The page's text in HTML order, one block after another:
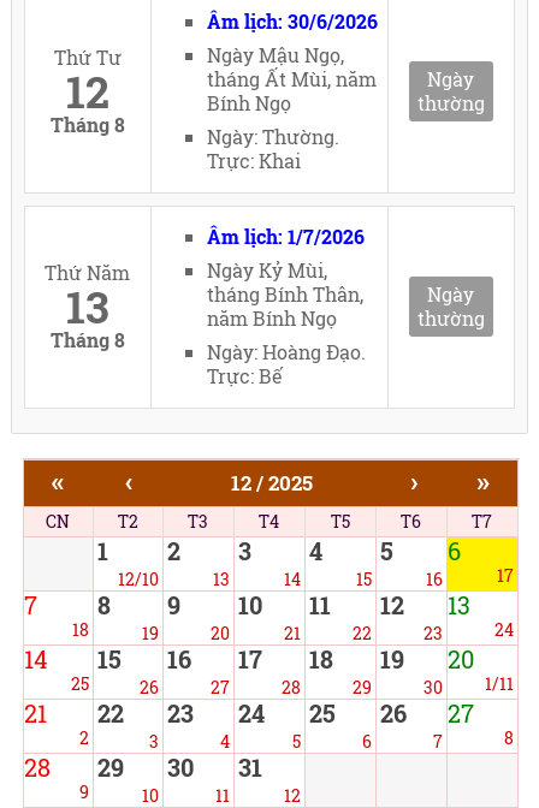
Thứ Tư
12
Tháng 8
Âm lịch: 30/6/2026
Ngày Mậu Ngọ,
tháng Ất Mùi, năm
Bính Ngọ
Ngày: Thường.
Trực: Khai
Ngày
thường
Thứ Năm
13
Tháng 8
Âm lịch: 1/7/2026
Ngày Kỷ Mùi,
tháng Bính Thân,
năm Bính Ngọ
Ngày: Hoàng Đạo.
Trực: Bế
Ngày
thường
« ‹ 12 / 2025 › »
CN T2 T3 T4 T5 T6 T7
1
12/10
2
13
3
14
4
15
5
16
6
17
7
18
8
19
9
20
10
21
11
22
12
23
13
24
14
25
15
26
16
27
17
28
18
29
19
30
20
1/11
21
2
22
3
23
4
24
5
25
6
26
7
27
8
28
9
29
10
30
11
31
12